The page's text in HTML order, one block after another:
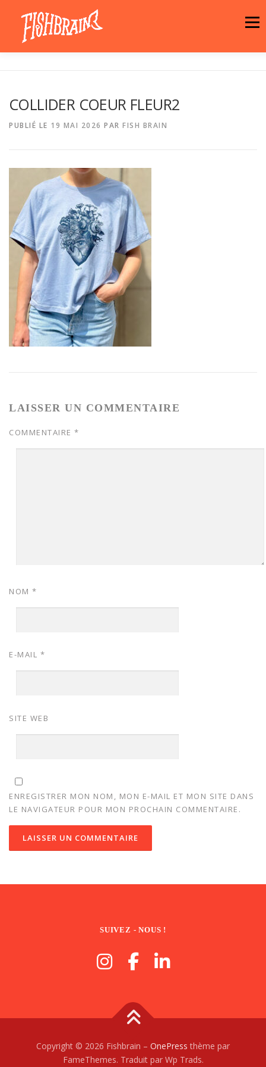
contenu
Menu
LA BOUTIQUE
COLLIDER COEUR FLEUR2
PUBLIÉ LE 19 MAI 2026 PAR FISH BRAIN
LAISSER UN COMMENTAIRE
COMMENTAIRE *
NOM *
E-MAIL *
SITE WEB
ENREGISTRER MON NOM, MON E-MAIL ET MON SITE DANS
LE NAVIGATEUR POUR MON PROCHAIN COMMENTAIRE.
SUIVEZ - NOUS !
Copyright © 2026 Fishbrain – OnePress thème par
FameThemes. Traduit par Wp Trads.